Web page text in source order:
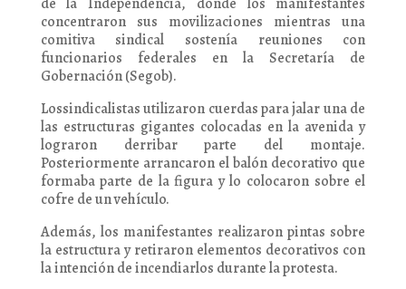
concentraron sus movilizaciones mientras una
comitiva sindical sostenía reuniones con
funcionarios federales en la Secretaría de
Gobernación (Segob).
Lossindicalistas utilizaron cuerdas para jalar una de
las estructuras gigantes colocadas en la avenida y
lograron derribar parte del montaje.
Posteriormente arrancaron el balón decorativo que
formaba parte de la figura y lo colocaron sobre el
cofre de un vehículo.
Además, los manifestantes realizaron pintas sobre
la estructura y retiraron elementos decorativos con
la intención de incendiarlos durante la protesta.